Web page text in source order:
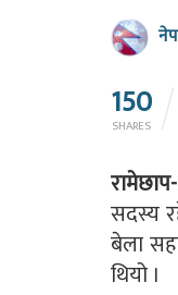
150
SHARES
रामेछाप-
सदस्य
बेला
थियो ।